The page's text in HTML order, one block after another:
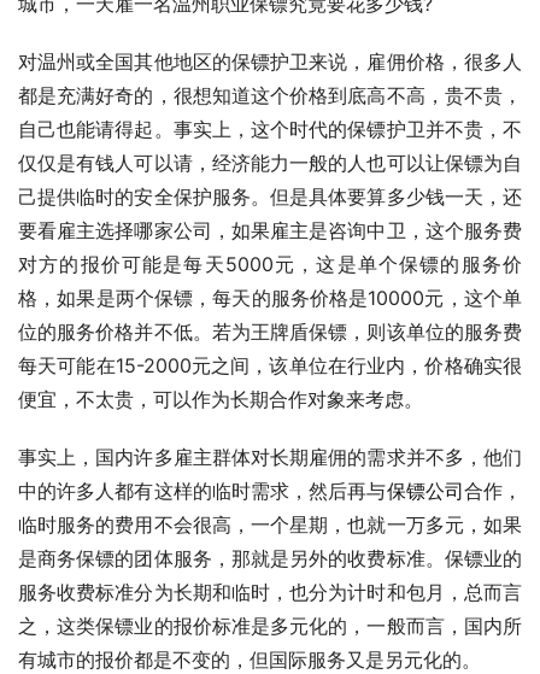
对温州或全国其他地区的保镖护卫来说，雇佣价格，很多人
都是充满好奇的，很想知道这个价格到底高不高，贵不贵，
自己也能请得起。事实上，这个时代的保镖护卫并不贵，不
仅仅是有钱人可以请，经济能力一般的人也可以让保镖为自
己提供临时的安全保护服务。但是具体要算多少钱一天，还
要看雇主选择哪家公司，如果雇主是咨询中卫，这个服务费
对方的报价可能是每天5000元，这是单个保镖的服务价
格，如果是两个保镖，每天的服务价格是10000元，这个单
位的服务价格并不低。若为王牌盾保镖，则该单位的服务费
每天可能在15-2000元之间，该单位在行业内，价格确实很
便宜，不太贵，可以作为长期合作对象来考虑。
事实上，国内许多雇主群体对长期雇佣的需求并不多，他们
中的许多人都有这样的临时需求，然后再与保镖公司合作，
临时服务的费用不会很高，一个星期，也就一万多元，如果
是商务保镖的团体服务，那就是另外的收费标准。保镖业的
服务收费标准分为长期和临时，也分为计时和包月，总而言
之，这类保镖业的报价标准是多元化的，一般而言，国内所
有城市的报价都是不变的，但国际服务又是另元化的。